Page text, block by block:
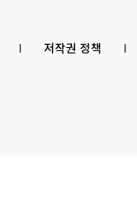
저작권 정책